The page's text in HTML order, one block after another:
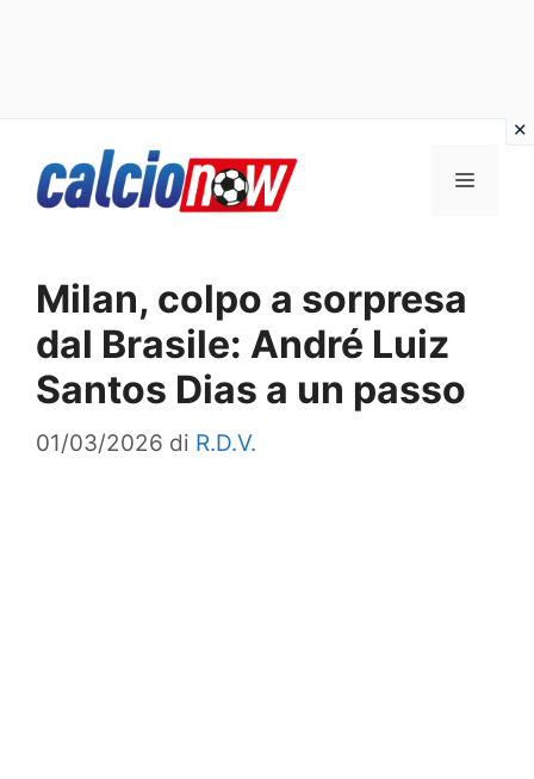
Menu
Milan, colpo a sorpresa
dal Brasile: André Luiz
Santos Dias a un passo
01/03/2026 di R.D.V.